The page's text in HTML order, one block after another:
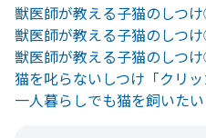
獣医師が教える子猫のしつ